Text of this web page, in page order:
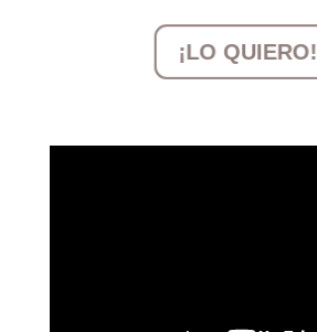
¡LO QUIERO!